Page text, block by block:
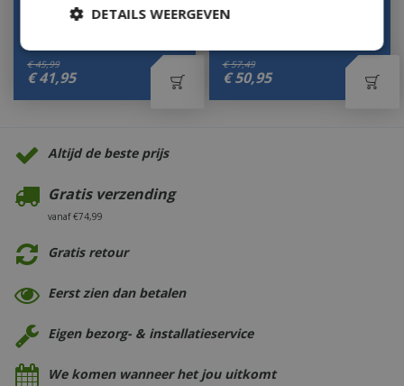
€ 45,99
€ 41,95
€ 57,49
€ 50,95
Altijd de beste prijs
Gratis verzending
vanaf €74,99
Gratis retour
Eerst zien dan betalen
Eigen bezorg- & installatieservice
We komen wanneer het jou uitkomt
DETAILS WEERGEVEN